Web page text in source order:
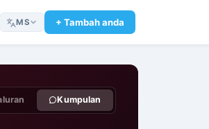
MS + Tambah anda
Kumpulan